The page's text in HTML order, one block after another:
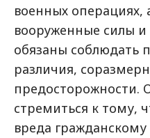
военных операциях,
вооруженные силы
обязаны соблюдать
различия,
предосторожности.
стремиться к тому,
вреда